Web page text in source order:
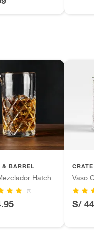
& BARREL
Hatch
(9)
Vaso
S/